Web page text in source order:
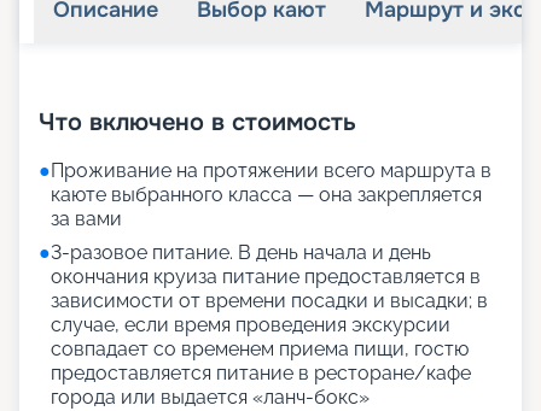
Описание Выбор кают Маршрут и
Что включено в стоимость
●Проживание на протяжении всего маршрута в
каюте выбранного класса — она закрепляется
за вами
●3-разовое питание. В день начала и день
окончания круиза питание предоставляется в
зависимости от времени посадки и высадки; в
случае, если время проведения экскурсии
совпадает со временем приема пищи, гостю
предоставляется питание в ресторане/кафе
города или выдается «ланч-бокс»